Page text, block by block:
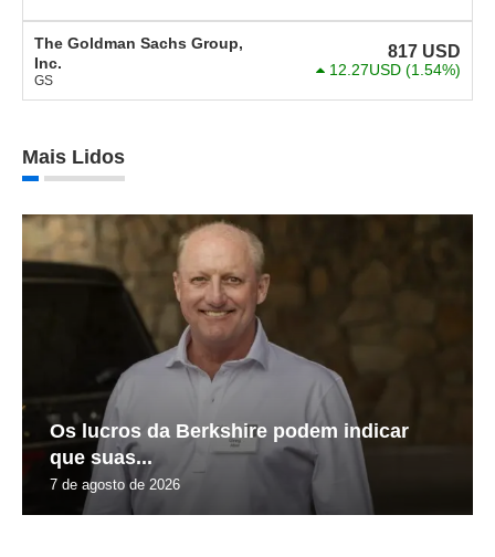
The Goldman Sachs Group,
Inc.
GS
817 USD
12.27USD (1.54%)
Mais Lidos
Os lucros da Berkshire podem indicar
que suas...
7 de agosto de 2026